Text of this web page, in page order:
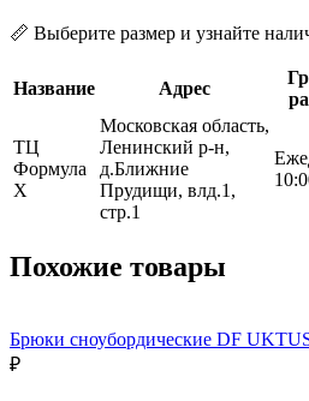
📏 Выберите размер и узнайте
Название Адрес
ТЦ
Формула
Х
Московская область,
Ленинский р-н,
д.Ближние
Прудищи, влд.1,
стр.1
Похожие товары
Брюки сноубордические DF
₽